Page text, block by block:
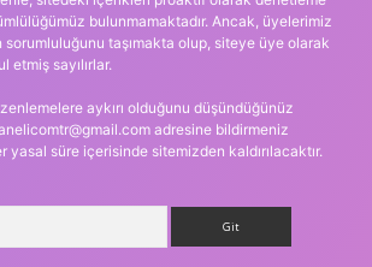
bulunmamaktadır. Ancak, üyelerimiz
sorumluluğunu taşımakta olup, siteye üye olarak
etmiş sayılırlar.
aykırı olduğunu düşündüğünüz
adresine bildirmeniz
yasal süre içerisinde sitemizden kaldırılacaktır.